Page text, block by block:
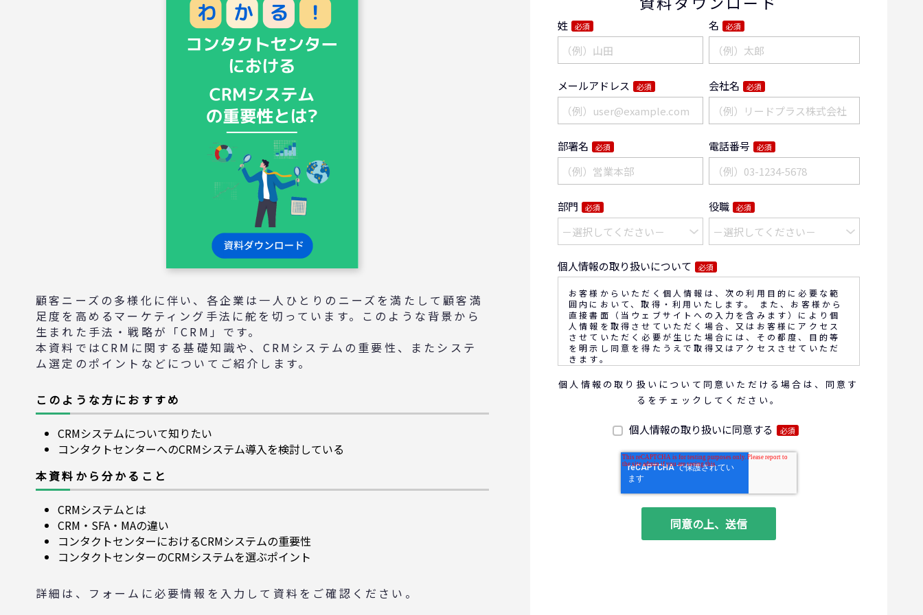
顧客ニーズの多様化に伴い、各企業は一人ひとりのニーズを満たして顧客満
足度を高めるマーケティング手法に舵を切っています。このような背景から
生まれた手法・戦略が「CRM」です。
本資料ではCRMに関する基礎知識や、CRMシステムの重要性、またシステ
ム選定のポイントなどについてご紹介します。
このような方におすすめ
CRMシステムについて知りたい
コンタクトセンターへのCRMシステム導入を検討している
本資料から分かること
CRMシステムとは
CRM・SFA・MAの違い
コンタクトセンターにおけるCRMシステムの重要性
コンタクトセンターのCRMシステムを選ぶポイント
詳細は、フォームに必要情報を入力して資料をご確認ください。
姓 必須 名 必須
メールアドレス 必須 会社名 必須
部署名 必須 電話番号 必須
部門 必須 役職 必須
個人情報の取り扱いについて 必須
お客様からいただく個人情報は、次の利用目的に必要な範
囲内において、取得・利用いたします。 また、お客様から
直接書面（当ウェブサイトへの入力を含みます）により個
人情報を取得させていただく場合、又はお客様にアクセス
させていただく必要が生じた場合には、その都度、目的等
を明示し同意を得たうえで取得又はアクセスさせていただ
きます。
なお、通話内容の確認や応対品質の評価・研修を通じて顧
客満足の向上を図るために、お客様との通話内容を書面、
◆個人情報の利用目的
(1) お問い合わせいただいた内容やご相談に対応するため
(2) 商品・サービスの提案、商談、契約の履行、その他業
務上必要な事務連絡を行うため
(4) ダイレクトメール、電子メール、電話等による商品・
サービスに関する情報の提供やイベント、セミナー、展示
個人情報の取り扱いについて同意いただける場合は、同意す
るをチェックしてください。
個人情報の取り扱いに同意する 必須